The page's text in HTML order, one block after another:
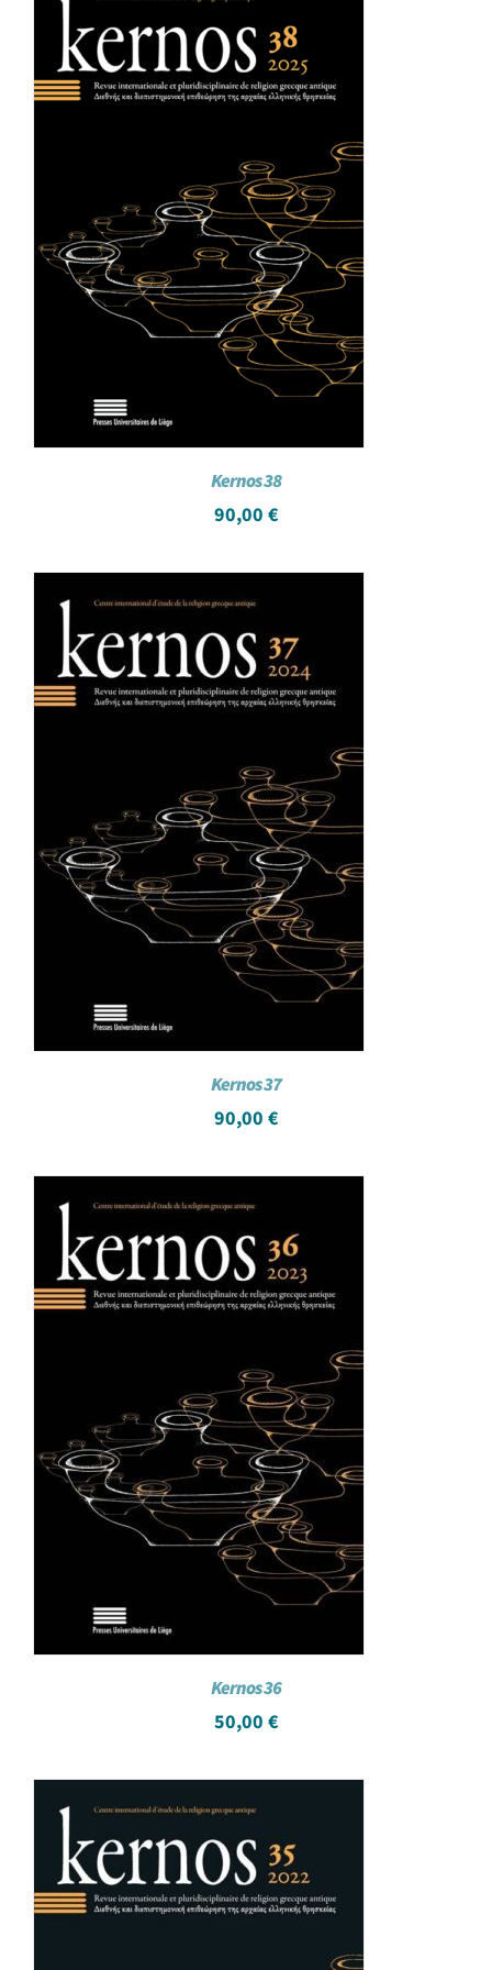
Achat en ligne
Panier WooCommerce
Kernos 38
90,00 €
Kernos 37
90,00 €
Kernos 36
50,00 €